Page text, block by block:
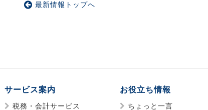
最新情報トップへ
サービス案内
税務・会計サービス
お役立ち情報
ちょっと一言